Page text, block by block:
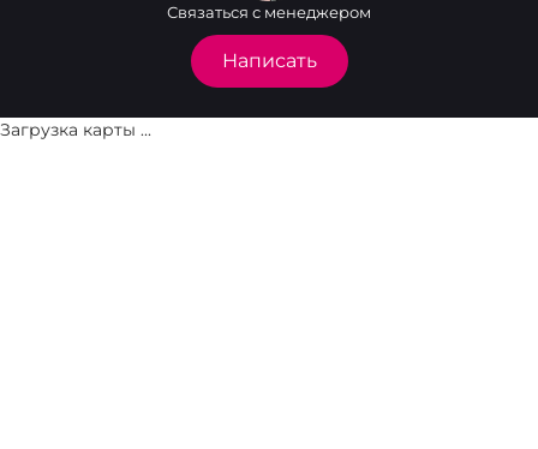
Связаться с менеджером
Написать
Загрузка карты ...